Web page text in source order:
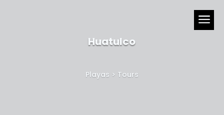
a
Huatulco
Playas > Tours